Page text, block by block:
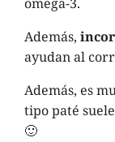
Además,
ayudan al
Además, es
tipo paté
🙂